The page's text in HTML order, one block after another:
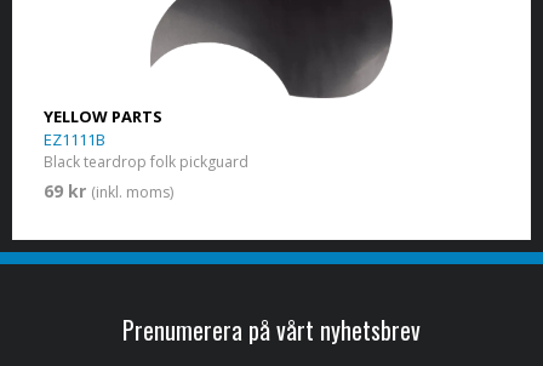
YELLOW PARTS
EZ1111B
Black teardrop folk pickguard
69 kr (inkl. moms)
Prenumerera på vårt nyhetsbrev